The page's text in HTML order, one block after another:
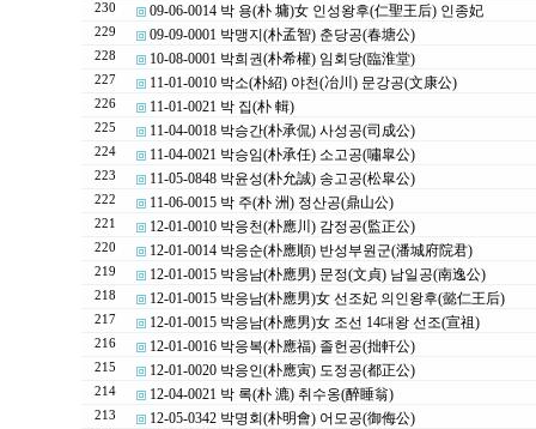
230 09-06-0014 박 용(朴 墉)女 인성왕후(仁聖王后) 인종妃
229 09-09-0001 박맹지(朴孟智) 춘당공(春塘公)
228 10-08-0001 박희권(朴希權) 임회당(臨淮堂)
227 11-01-0010 박소(朴紹) 야천(冶川) 문강공(文康公)
226 11-01-0021 박 집(朴 輯)
225 11-04-0018 박승간(朴承侃) 사성공(司成公)
224 11-04-0021 박승임(朴承任) 소고공(嘯皐公)
223 11-05-0848 박윤성(朴允誠) 송고공(松皐公)
222 11-06-0015 박 주(朴 洲) 정산공(鼎山公)
221 12-01-0010 박응천(朴應川) 감정공(監正公)
220 12-01-0014 박응순(朴應順) 반성부원군(潘城府院君)
219 12-01-0015 박응남(朴應男) 문정(文貞) 남일공(南逸公)
218 12-01-0015 박응남(朴應男)女 선조妃 의인왕후(懿仁王后)
217 12-01-0015 박응남(朴應男)女 조선 14대왕 선조(宣祖)
216 12-01-0016 박응복(朴應福) 졸헌공(拙軒公)
215 12-01-0020 박응인(朴應寅) 도정공(都正公)
214 12-04-0021 박 록(朴 漉) 취수옹(醉睡翁)
213 12-05-0342 박명회(朴明會) 어모공(御侮公)